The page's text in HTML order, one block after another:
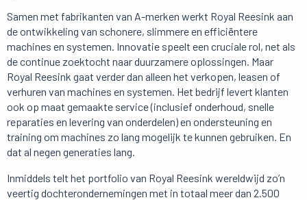
Samen met fabrikanten van A-merken werkt Royal Reesink aan
de ontwikkeling van schonere, slimmere en efficiëntere
machines en systemen. Innovatie speelt een cruciale rol, net als
de continue zoektocht naar duurzamere oplossingen. Maar
Royal Reesink gaat verder dan alleen het verkopen, leasen of
verhuren van machines en systemen. Het bedrijf levert klanten
ook op maat gemaakte service (inclusief onderhoud, snelle
reparaties en levering van onderdelen) en ondersteuning en
training om machines zo lang mogelijk te kunnen gebruiken. En
dat al negen generaties lang.
Inmiddels telt het portfolio van Royal Reesink wereldwijd zo’n
veertig dochterondernemingen met in totaal meer dan 2.500